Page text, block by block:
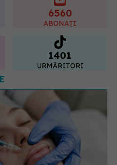
1401
URMĂRITORI